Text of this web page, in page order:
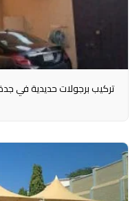
تركيب برجولات حديدية في جدة